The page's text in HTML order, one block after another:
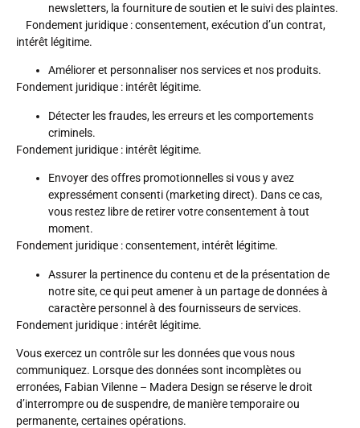
newsletters, la fourniture de soutien et le suivi des plaintes.
Fondement juridique : consentement, exécution d’un contrat,
intérêt légitime.
Améliorer et personnaliser nos services et nos produits.
Fondement juridique : intérêt légitime.
Détecter les fraudes, les erreurs et les comportements
criminels.
Fondement juridique : intérêt légitime.
Envoyer des offres promotionnelles si vous y avez
expressément consenti (marketing direct). Dans ce cas,
vous restez libre de retirer votre consentement à tout
moment.
Fondement juridique : consentement, intérêt légitime.
Assurer la pertinence du contenu et de la présentation de
notre site, ce qui peut amener à un partage de données à
caractère personnel à des fournisseurs de services.
Fondement juridique : intérêt légitime.
Vous exercez un contrôle sur les données que vous nous
communiquez. Lorsque des données sont incomplètes ou
erronées, Fabian Vilenne – Madera Design se réserve le droit
d’interrompre ou de suspendre, de manière temporaire ou
permanente, certaines opérations.